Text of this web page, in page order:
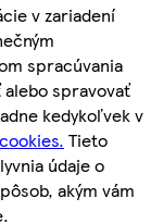
v zariadení
spracúvania
alebo spravovať
kedykoľvek v
Tieto
údaje o
akým vám